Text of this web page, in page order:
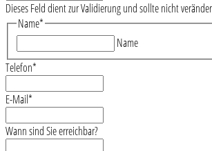
Dieses Feld dient zur Validierung und sollte nicht
Name*
Name
Telefon*
E-Mail*
Wann sind Sie erreichbar?